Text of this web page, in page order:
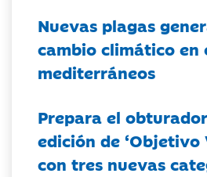
Nuevas plagas
cambio climático en
mediterráneos
Prepara el
edición de ‘Objetivo
con tres nuevas